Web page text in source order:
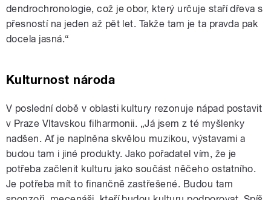
dendrochronologie, což je obor, který určuje staří dřeva s
přesností na jeden až pět let. Takže tam je ta pravda pak
docela jasná.“
Kulturnost národa
V poslední době v oblasti kultury rezonuje nápad postavit
v Praze Vltavskou filharmonii. „Já jsem z té myšlenky
nadšen. Ať je naplněna skvělou muzikou, výstavami a
budou tam i jiné produkty. Jako pořadatel vím, že je
potřeba začlenit kulturu jako součást něčeho ostatního.
Je potřeba mít to finančně zastřešené. Budou tam